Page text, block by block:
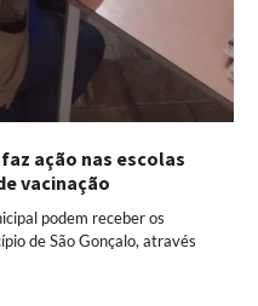
ação nas escolas
vacinação
podem receber os
de São Gonçalo, através